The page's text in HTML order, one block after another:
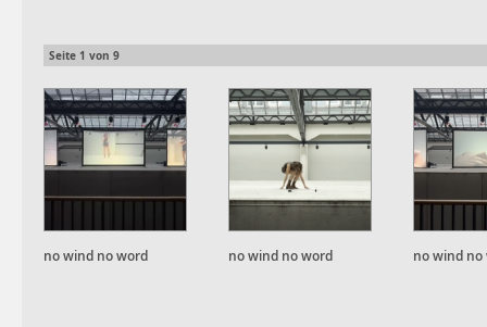
Seite 1 von 9
no wind no word no wind no word no wind no